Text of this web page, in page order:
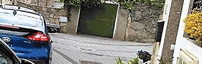
movilidad
Movilidad Turismo Varios
¿Qué puede pasar con tu
vehículo si permanece
varios días sin usar?